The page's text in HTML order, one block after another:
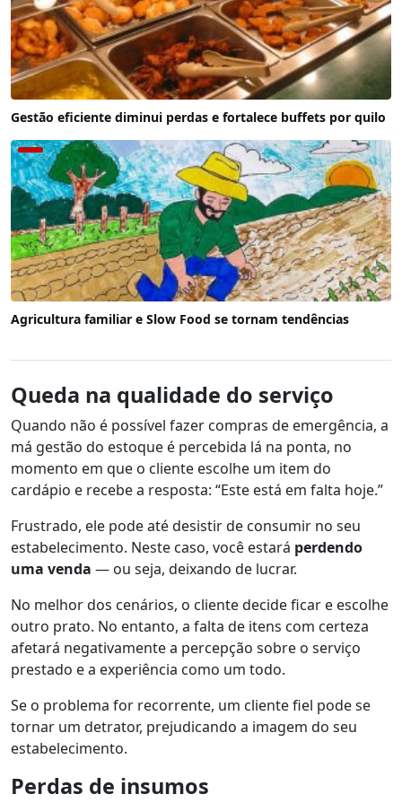
Gestão eficiente diminui perdas e fortalece buffets por quilo
Agricultura familiar e Slow Food se tornam tendências
Queda na qualidade do serviço
Quando não é possível fazer compras de emergência, a
má gestão do estoque é percebida lá na ponta, no
momento em que o cliente escolhe um item do
cardápio e recebe a resposta: “Este está em falta hoje.”
Frustrado, ele pode até desistir de consumir no seu
estabelecimento. Neste caso, você estará perdendo
uma venda — ou seja, deixando de lucrar.
No melhor dos cenários, o cliente decide ficar e escolhe
outro prato. No entanto, a falta de itens com certeza
afetará negativamente a percepção sobre o serviço
prestado e a experiência como um todo.
Se o problema for recorrente, um cliente fiel pode se
tornar um detrator, prejudicando a imagem do seu
estabelecimento.
Perdas de insumos